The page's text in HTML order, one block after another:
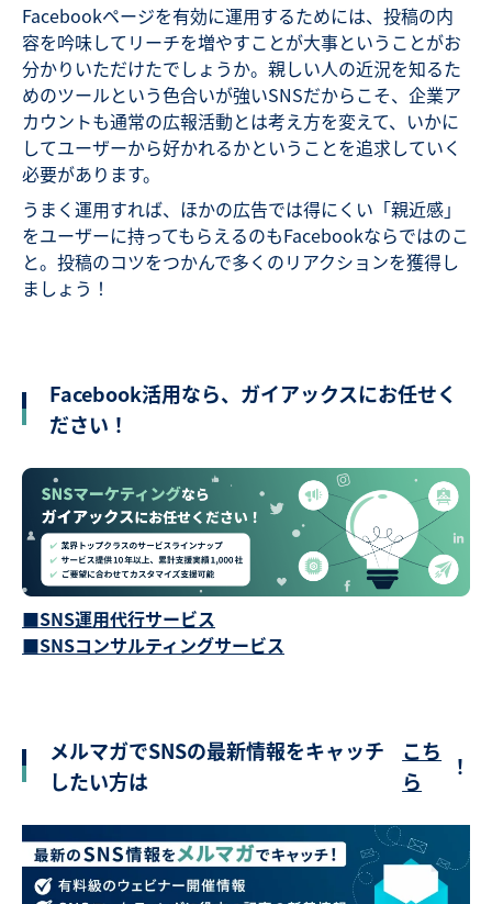
Facebookページを有効に運用するためには、投稿の内
容を吟味してリーチを増やすことが大事ということがお
分かりいただけたでしょうか。親しい人の近況を知るた
めのツールという色合いが強いSNSだからこそ、企業ア
カウントも通常の広報活動とは考え方を変えて、いかに
してユーザーから好かれるかということを追求していく
必要があります。
うまく運用すれば、ほかの広告では得にくい「親近感」
をユーザーに持ってもらえるのもFacebookならではのこ
と。投稿のコツをつかんで多くのリアクションを獲得し
ましょう！
Facebook活用なら、ガイアックスにお任せく
ださい！
■SNS運用代行サービス
■SNSコンサルティングサービス
メルマガでSNSの最新情報をキャッチ
したい方は
こち
ら
！